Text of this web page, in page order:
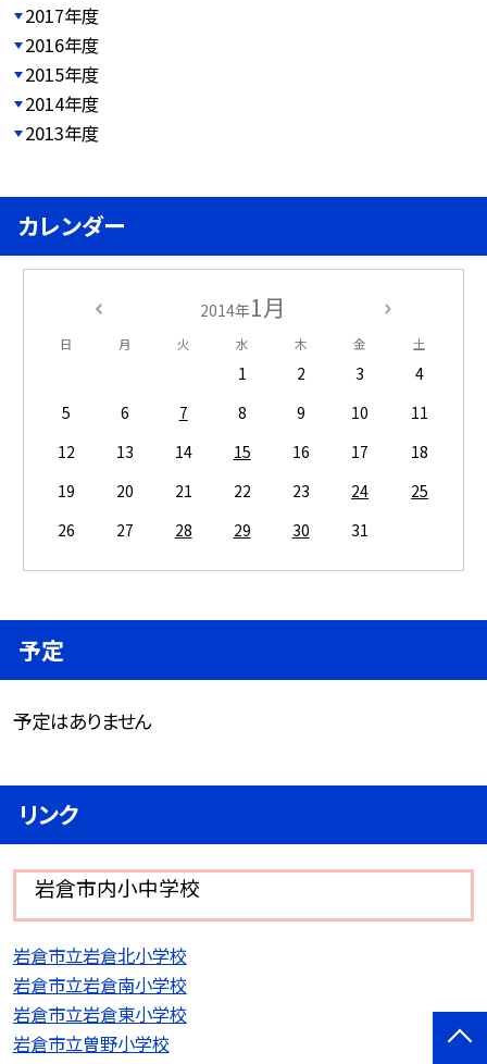
2017年度
2016年度
2015年度
2014年度
2013年度
カレンダー
2014年1月
日 月 火 水 木 金 土
1 2 3
4
5
6 7 8 9 10
11
12
13 14 15 16 17
18
19
20 21 22 23 24
25
26
27 28 29 30 31
予定
予定はありません
リンク
岩倉市内小中学校
岩倉市立岩倉北小学校
岩倉市立岩倉南小学校
岩倉市立岩倉東小学校
岩倉市立曽野小学校